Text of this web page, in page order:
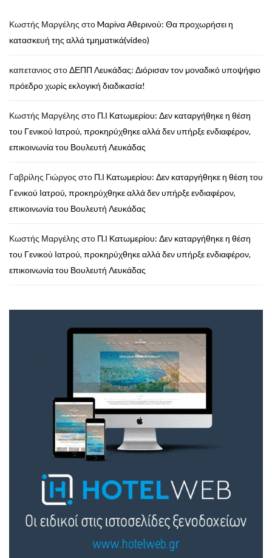
Κωστής Μαργέλης στοMαρίνα Αθερινού: Θα προχωρήσει η
κατασκευή της αλλά τμηματικά(video)
καπετανιος στοΔΕΠΠ Λευκάδας: Διόρισαν τον μοναδικό υποψήφιο
πρόεδρο χωρίς εκλογική διαδικασία!
Κωστής Μαργέλης στο Π.Ι Κατωμερίου: Δεν καταργήθηκε η θέση
του Γενικού Ιατρού, προκηρύχθηκε αλλά δεν υπήρξε ενδιαφέρον,
επικοινωνία του Βουλευτή Λευκάδας
Γαβρίλης Γιώργος στο Π.Ι Κατωμερίου: Δεν καταργήθηκε η θέση του
Γενικού Ιατρού, προκηρύχθηκε αλλά δεν υπήρξε ενδιαφέρον,
επικοινωνία του Βουλευτή Λευκάδας
Κωστής Μαργέλης στο Π.Ι Κατωμερίου: Δεν καταργήθηκε η θέση
του Γενικού Ιατρού, προκηρύχθηκε αλλά δεν υπήρξε ενδιαφέρον,
επικοινωνία του Βουλευτή Λευκάδας